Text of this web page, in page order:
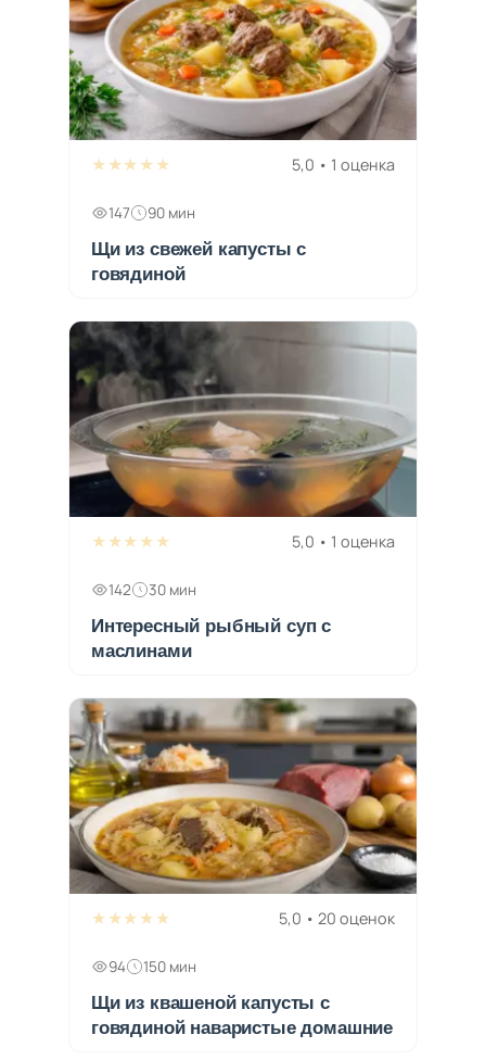
★★★★★ 5,0 • 1 оценка
147 90 мин
Щи из свежей капусты с
говядиной
★★★★★ 5,0 • 1 оценка
142 30 мин
Интересный рыбный суп с
маслинами
★★★★★ 5,0 • 20 оценок
94 150 мин
Щи из квашеной капусты с
говядиной наваристые домашние